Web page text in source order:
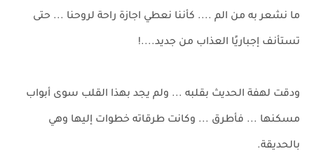
ما نشعر به من الم .... كأننا نعطي اجازة راحة لروحنا ... حتى
تستأنف إجباريًا العذاب من جديد....!
ودقت لهفة الحديث بقلبه ... ولم يجد بهذا القلب سوى أبواب
مسكنها ... فأطرق ... وكانت طرقاته خطوات إليها وهي
بالحديقة.